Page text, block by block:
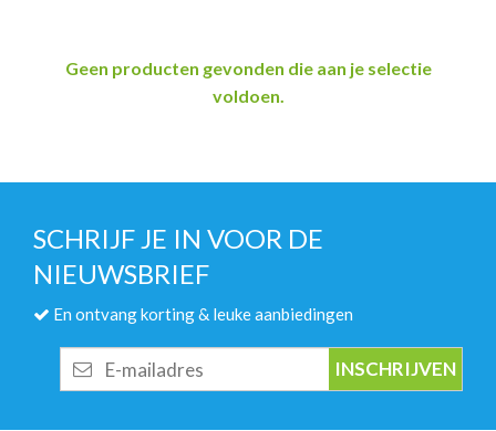
Geen producten gevonden die aan je selectie
voldoen.
SCHRIJF JE IN VOOR DE
NIEUWSBRIEF
En ontvang korting & leuke aanbiedingen
mailadres